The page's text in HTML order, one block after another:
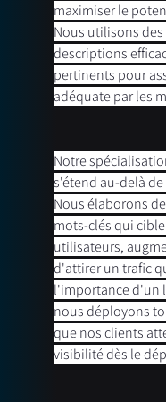
maximiser le
Nous utilisons
descriptions
pertinents pour
adéquate par les
Notre
s'étend au-delà
Nous élaborons
mots-clés qui
utilisateurs,
d'attirer un trafic
l'importance d'un
nous déployons
que nos clients
visibilité dès le